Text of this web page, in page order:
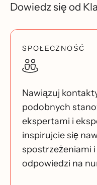
Dowiedz się od
SPOŁECZNOŚĆ
Nawiązuj
podobnych
ekspertami i
inspirujcie się
spostrzeżeniami
odpowiedzi na